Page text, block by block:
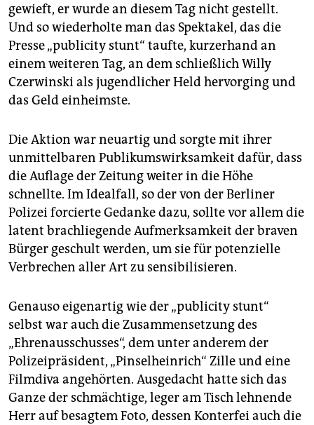
gewieft, er wurde an diesem Tag nicht gestellt.
Und so wiederholte man das Spektakel, das die
Presse „publicity stunt“ taufte, kurzerhand an
einem weiteren Tag, an dem schließlich Willy
Czerwinski als jugendlicher Held hervorging und
das Geld einheimste.
Die Aktion war neuartig und sorgte mit ihrer
unmittelbaren Publikumswirksamkeit dafür, dass
die Auflage der Zeitung weiter in die Höhe
schnellte. Im Idealfall, so der von der Berliner
Polizei forcierte Gedanke dazu, sollte vor allem die
latent brachliegende Aufmerksamkeit der braven
Bürger geschult werden, um sie für potenzielle
Ver­brechen aller Art zu sensibilisieren.
Genauso eigenartig wie der „publicity stunt“
selbst war auch die Zusammensetzung des
„Ehrenausschusses“, dem unter anderem der
Polizeipräsident, „Pinselheinrich“ Zille und eine
Filmdiva angehörten. Ausgedacht hatte sich das
Ganze der schmächtige, leger am Tisch lehnende
Herr auf besagtem Foto, dessen Konterfei auch die